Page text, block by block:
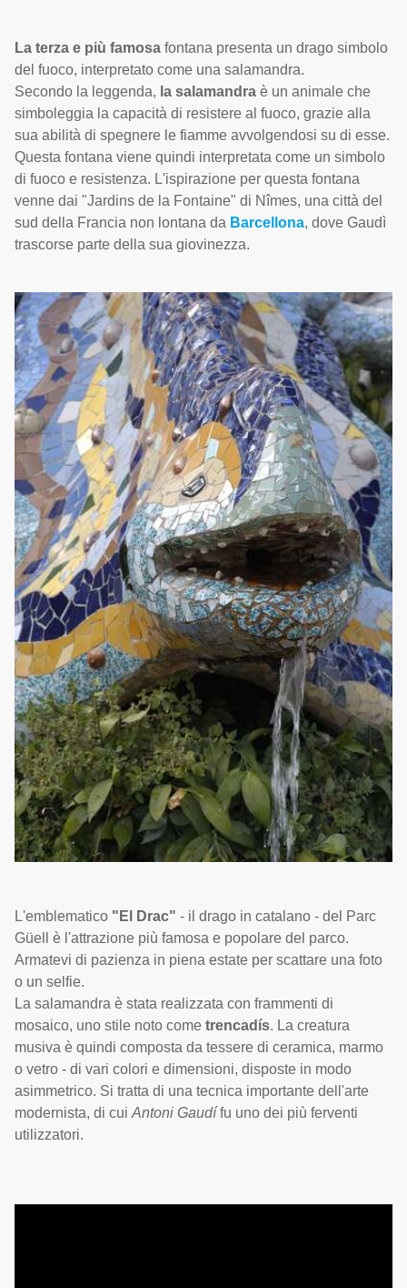
La terza e più famosa fontana presenta un drago simbolo
del fuoco, interpretato come una salamandra.
Secondo la leggenda, la salamandra è un animale che
simboleggia la capacità di resistere al fuoco, grazie alla
sua abilità di spegnere le fiamme avvolgendosi su di esse.
Questa fontana viene quindi interpretata come un simbolo
di fuoco e resistenza. L'ispirazione per questa fontana
venne dai "Jardins de la Fontaine" di Nîmes, una città del
sud della Francia non lontana da Barcellona, dove Gaudì
trascorse parte della sua giovinezza.
L'emblematico "El Drac" - il drago in catalano - del Parc
Güell è l'attrazione più famosa e popolare del parco.
Armatevi di pazienza in piena estate per scattare una foto
o un selfie.
La salamandra è stata realizzata con frammenti di
mosaico, uno stile noto come trencadís. La creatura
musiva è quindi composta da tessere di ceramica, marmo
o vetro - di vari colori e dimensioni, disposte in modo
asimmetrico. Si tratta di una tecnica importante dell'arte
modernista, di cui Antoni Gaudífu uno dei più ferventi
utilizzatori.